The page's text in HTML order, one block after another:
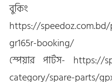
বুকিং
https://
gr165r-booking/
স্পেয়ার পার্টস- https://
category/spare-parts/